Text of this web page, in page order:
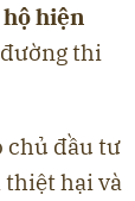
hiện
thi
chủ đầu tư
hại và